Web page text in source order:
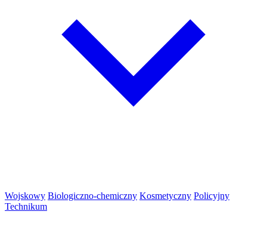
Wojskowy Biologiczno-chemiczny Kosmetyczny Policyjny
Technikum